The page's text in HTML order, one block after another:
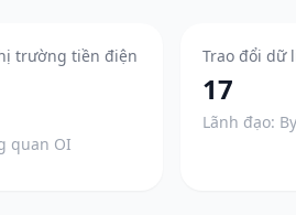
trường tiền điện
quan OI
Trao đổi dữ
17
Lãnh đạo: